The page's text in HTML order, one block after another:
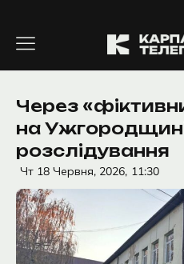
вмісту
Через
на
розслідування
Чт 18 Червня, 2026, 11:30